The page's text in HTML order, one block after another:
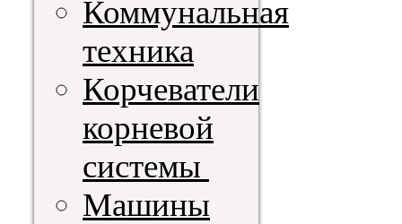
Коммунальная
техника
Корчеватели
корневой
системы
Машины